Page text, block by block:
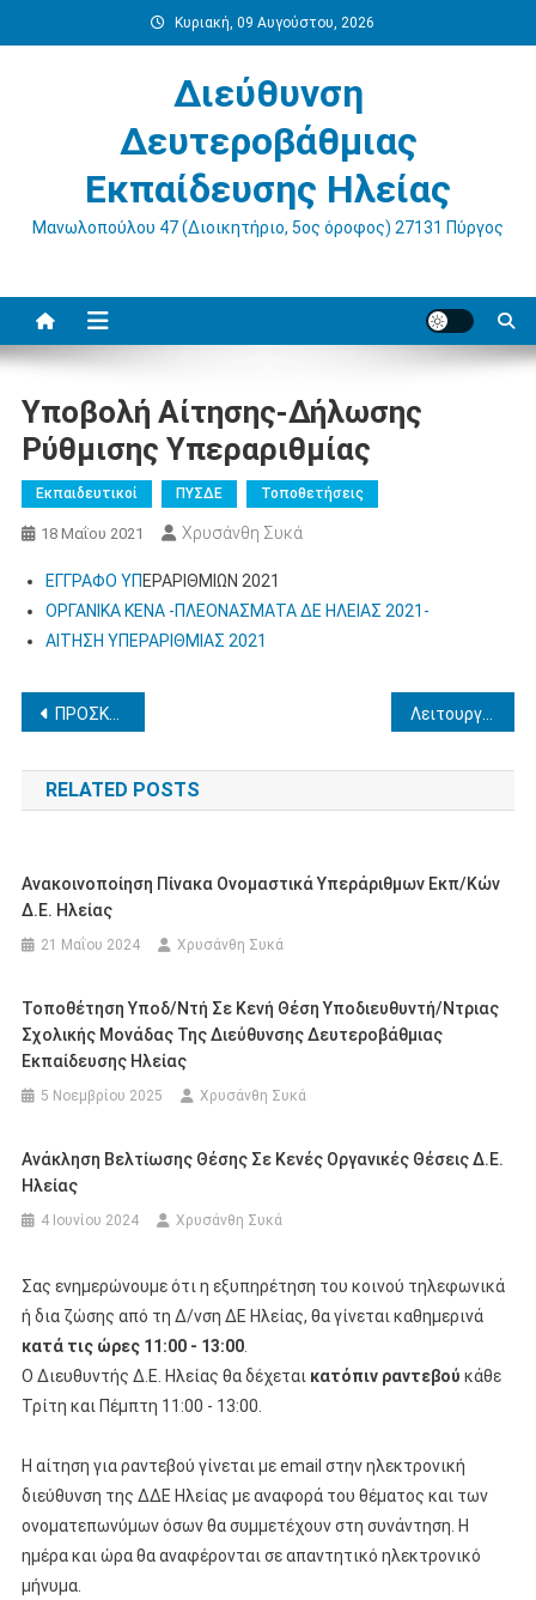
στο
Κυριακή, 09 Αυγούστου, 2026
Διεύθυνση
Δευτεροβάθμιας
Εκπαίδευσης Ηλείας
Μανωλοπούλου 47 (Διοικητήριο, 5ος όροφος) 27131 Πύργος
Υποβολή Αίτησης-Δήλωσης
Ρύθμισης Υπεραριθμίας
Εκπαιδευτικοί ΠΥΣΔΕ Τοποθετήσεις
18 Μαΐου 2021 Χρυσάνθη Συκά
ΕΓΓΡΑΦΟ ΥΠ ΕΡΑΡΙΘΜΙΩΝ 2021
ΟΡΓΑΝΙΚΑ ΚΕΝΑ -ΠΛΕΟΝΑΣΜΑΤΑ ΔΕ ΗΛΕΙΑΣ 2021-
ΑΙΤΗΣΗ ΥΠΕΡΑΡΙΘΜΙΑΣ 2021
Πλοήγηση
άρθρων
ΠΡΟΣΚΛΗΣΗ ΕΚΔΗΛΩΣΗΣ ΕΝΔΙΑΦΕΡΟΝΤΟΣ ΓΙΑ ΜΕΤΑΤΑΞΕΙΣ ΕΚΠ/ΚΩΝ ΠΕ,ΔΕ,Δ/ΘΜΙΑΣ ΕΚΚΛ/ΚΗΣ & ΜΕΛΩΝ ΕΕΠ/ΕΒΠ ΤΗΣ ΕΙΔ.ΑΓΩΓΗΣ 2021-2022
RELATED POSTS
Ανακοινοποίηση Πίνακα Ονομαστικά Υπεράριθμων Εκπ/κών
Δ.Ε. Ηλείας
21 Μαΐου 2024 Χρυσάνθη Συκά
Τοποθέτηση Υποδ/ντή Σε Κενή Θέση Υποδιευθυντή/ντριας
Σχολικής Μονάδας Της Διεύθυνσης Δευτεροβάθμιας
Εκπαίδευσης Ηλείας
5 Νοεμβρίου 2025 Χρυσάνθη Συκά
Ανάκληση Βελτίωσης Θέσης Σε Κενές Οργανικές Θέσεις Δ.Ε.
Ηλείας
4 Ιουνίου 2024 Χρυσάνθη Συκά
Σας ενημερώνουμε ότι η εξυπηρέτηση του κοινού τηλεφωνικά
ή δια ζώσης από τη Δ/νση ΔΕ Ηλείας, θα γίνεται καθημερινά
κατά τις ώρες 11:00 - 13:00.
Ο Διευθυντής Δ.Ε. Ηλείας θα δέχεται κατόπιν ραντεβού κάθε
Τρίτη και Πέμπτη 11:00 - 13:00.
Η αίτηση για ραντεβού γίνεται με email στην ηλεκτρονική
διεύθυνση της ΔΔΕ Ηλείας με αναφορά του θέματος και των
ονοματεπωνύμων όσων θα συμμετέχουν στη συνάντηση. Η
ημέρα και ώρα θα αναφέρονται σε απαντητικό ηλεκτρονικό
μήνυμα.